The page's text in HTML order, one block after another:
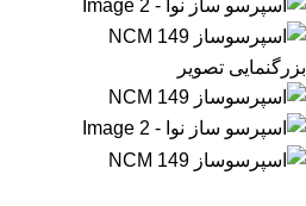
بزرگنمایی تصویر